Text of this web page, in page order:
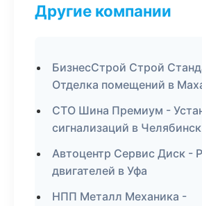
Другие компании
БизнесСтрой Строй
Отделка помещений в
СТО Шина Премиум -
сигнализаций в Челябинск
Автоцентр Сервис Диск -
двигателей в Уфа
НПП Металл Механика -